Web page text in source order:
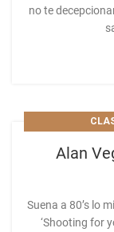
no te
Alan
Suena a 80’s lo
‘Shooting for